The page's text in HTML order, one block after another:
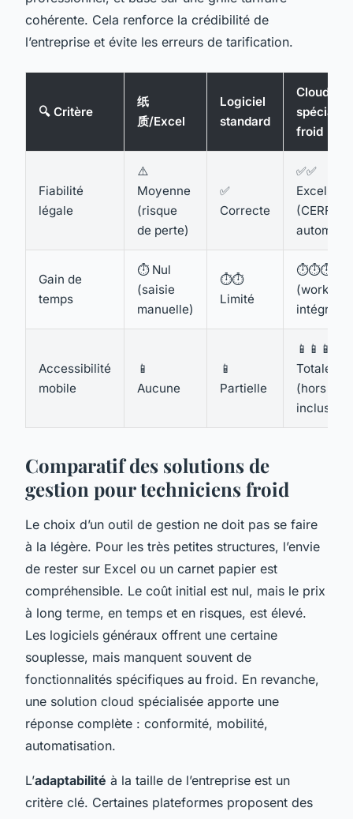
cohérente. Cela renforce la crédibilité de
l’entreprise et évite les erreurs de tarification.
🔍 Critère
纸
质/Excel
Logiciel
standard
Cloud
spécialisé
froid
Fiabilité
légale
⚠️
Moyenne
(risque
de perte)
✅
Correcte
✅✅
(CERFA
Gain de
temps
⏱️ Nul
(saisie
manuelle)
⏱️⏱️
Limité
⏱️⏱️⏱️
(workflow
intégré)
Accessibilité
mobile
📱
Aucune
📱
Partielle
📱📱📱
Totale
(hors
inclus)
Comparatif des solutions de
gestion pour techniciens froid
Le choix d’un outil de gestion ne doit pas se faire
à la légère. Pour les très petites structures, l’envie
de rester sur Excel ou un carnet papier est
compréhensible. Le coût initial est nul, mais le prix
à long terme, en temps et en risques, est élevé.
Les logiciels généraux offrent une certaine
souplesse, mais manquent souvent de
fonctionnalités spécifiques au froid. En revanche,
une solution cloud spécialisée apporte une
réponse complète : conformité, mobilité,
automatisation.
L’adaptabilité à la taille de l’entreprise est un
critère clé. Certaines plateformes proposent des